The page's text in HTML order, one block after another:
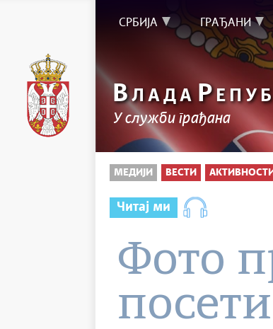
СРБИЈА ГРАЂАНИ
ВЛАДА Р
У служби грађана
МЕДИЈИ ВЕСТИ
Читај ми
Фото